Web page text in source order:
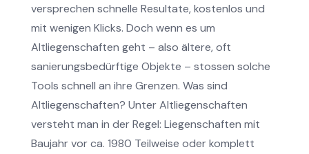
versprechen schnelle Resultate, kostenlos und
mit wenigen Klicks. Doch wenn es um
Altliegenschaften geht – also ältere, oft
sanierungsbedürftige Objekte – stossen solche
Tools schnell an ihre Grenzen. Was sind
Altliegenschaften? Unter Altliegenschaften
versteht man in der Regel: Liegenschaften mit
Baujahr vor ca. 1980 Teilweise oder komplett